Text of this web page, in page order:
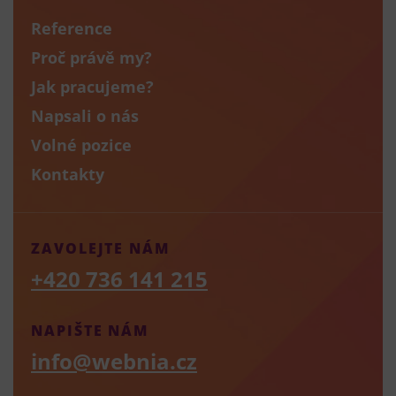
Reference
Proč právě my?
Jak pracujeme?
Napsali o nás
Volné pozice
Kontakty
NAPIŠTE NÁM
info@webnia.cz
ZAVOLEJTE NÁM
+420 736 141 215